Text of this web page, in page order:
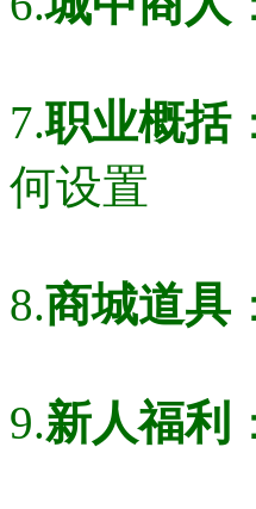
7.职业概括
何设置
8.商城道具
9.新人福利